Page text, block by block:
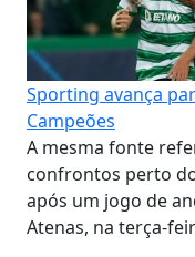
Sporting avança
Campeões
A mesma fonte
confrontos perto
após um jogo de
Atenas, na terça-